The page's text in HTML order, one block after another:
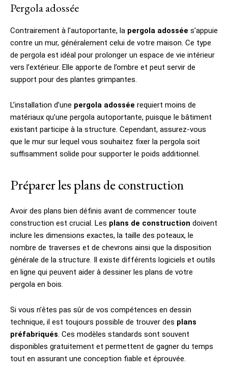
Pergola adossée
Contrairement à l’autoportante, la pergola adossée s’appuie
contre un mur, généralement celui de votre maison. Ce type
de pergola est idéal pour prolonger un espace de vie intérieur
vers l’extérieur. Elle apporte de l’ombre et peut servir de
support pour des plantes grimpantes.
L’installation d’une pergola adossée requiert moins de
matériaux qu’une pergola autoportante, puisque le bâtiment
existant participe à la structure. Cependant, assurez-vous
que le mur sur lequel vous souhaitez fixer la pergola soit
suffisamment solide pour supporter le poids additionnel.
Préparer les plans de construction
Avoir des plans bien définis avant de commencer toute
construction est crucial. Les plans de construction doivent
inclure les dimensions exactes, la taille des poteaux, le
nombre de traverses et de chevrons ainsi que la disposition
générale de la structure. Il existe différents logiciels et outils
en ligne qui peuvent aider à dessiner les plans de votre
pergola en bois.
Si vous n’êtes pas sûr de vos compétences en dessin
technique, il est toujours possible de trouver des plans
préfabriqués. Ces modèles standards sont souvent
disponibles gratuitement et permettent de gagner du temps
tout en assurant une conception fiable et éprouvée.